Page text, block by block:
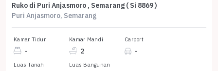
Ruko di Puri Anjasmoro , Semarang ( Si 8869 )
Puri Anjasmoro, Semarang
Kamar Tidur
-
Kamar Mandi
2
Carport
-
Luas Tanah Luas Bangunan